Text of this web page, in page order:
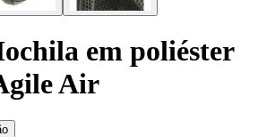
em poliéster
Air